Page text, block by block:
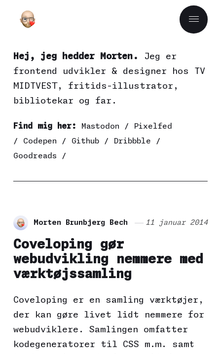
Hej, jeg hedder Morten.
Jeg er
frontend udvikler & designer hos TV
MIDTVEST, fritids-illustrator,
bibliotekar og far.
Find mig her: Mastodon /
Pixelfed
/ Codepen / Github/ Dribbble /
Goodreads /
Morten Brunbjerg Bech 11 januar 2014
Coveloping gør
webudvikling nemmere med
værktøjssamling
Coveloping er en samling værktøjer,
der kan gøre livet lidt nemmere for
webudviklere. Samlingen omfatter
kodegeneratorer til CSS m.m. samt